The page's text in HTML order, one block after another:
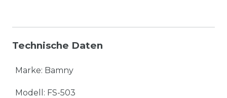
Technische Daten
Marke: Bamny
Modell: FS-503